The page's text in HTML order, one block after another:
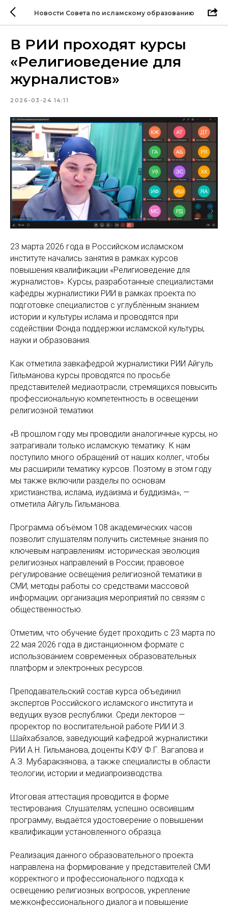
Новости Совета по исламскому образованию
В РИИ проходят курсы
«Религиоведение для
журналистов»
2026-03-24 14:11
23 марта 2026 года в Российском исламском
институте начались занятия в рамках курсов
повышения квалификации «Религиоведение для
журналистов». Курсы, разработанные специалистами
кафедры журналистики РИИ в рамках проекта по
подготовке специалистов с углублённым знанием
истории и культуры ислама и проводятся при
содействии Фонда поддержки исламской культуры,
науки и образования.
Как отметила завкафедрой журналистики РИИ Айгуль
Гильманова курсы проводятся по просьбе
представителей медиаотрасли, стремящихся повысить
профессиональную компетентность в освещении
религиозной тематики.
«В прошлом году мы проводили аналогичные курсы, но
затрагивали только исламскую тематику. К нам
поступило много обращений от наших коллег, чтобы
мы расширили тематику курсов. Поэтому в этом году
мы также включили разделы по основам
христианства, ислама, иудаизма и буддизма», —
отметила Айгуль Гильманова.
Программа объёмом 108 академических часов
позволит слушателям получить системные знания по
ключевым направлениям: историческая эволюция
религиозных направлений в России; правовое
регулирование освещения религиозной тематики в
СМИ; методы работы со средствами массовой
информации; организация мероприятий по связям с
общественностью.
Отметим, что обучение будет проходить с 23 марта по
22 мая 2026 года в дистанционном формате с
использованием современных образовательных
платформ и электронных ресурсов.
Преподавательский состав курса объединил
экспертов Российского исламского института и
ведущих вузов республики. Среди лекторов —
проректор по воспитательной работе РИИ И.З.
Шайхабзалов, заведующий кафедрой журналистики
РИИ А.Н. Гильманова, доценты КФУ Ф.Г. Вагапова и
А.З. Мубаракзянова, а также специалисты в области
теологии, истории и медиапроизводства.
Итоговая аттестация проводится в форме
тестирования. Слушателям, успешно освоившим
программу, выдаётся удостоверение о повышении
квалификации установленного образца.
Реализация данного образовательного проекта
направлена на формирование у представителей СМИ
корректного и профессионального подхода к
освещению религиозных вопросов, укрепление
межконфессионального диалога и повышение